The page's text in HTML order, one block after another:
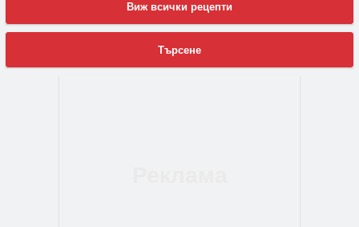
Виж всички рецепти
Търсене